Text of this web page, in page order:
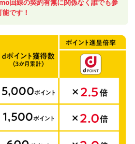
回線の契約有無に関係なく誰でも参
です！